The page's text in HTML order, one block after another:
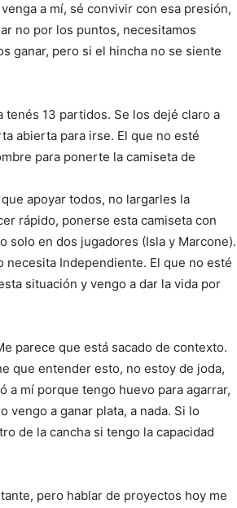
a mí, sé convivir con esa presión,
no por los puntos, necesitamos
ganar, pero si el hincha no se siente
tenés 13 partidos. Se los dejé claro a
abierta para irse. El que no esté
para ponerte la camiseta de
apoyar todos, no largarles la
rápido, ponerse esta camiseta con
solo en dos jugadores (Isla y Marcone).
necesita Independiente. El que no esté
situación y vengo a dar la vida por
parece que está sacado de contexto.
que entender esto, no estoy de joda,
a mí porque tengo huevo para agarrar,
a ganar plata, a nada. Si lo
de la cancha si tengo la capacidad
pero hablar de proyectos hoy me